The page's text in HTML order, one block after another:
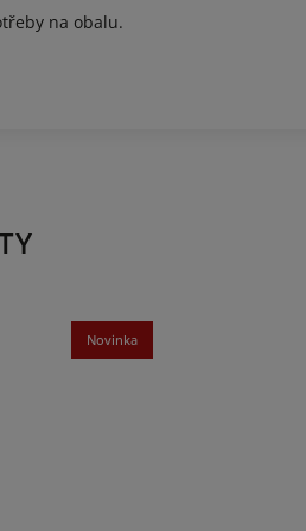
na obalu.
Novinka